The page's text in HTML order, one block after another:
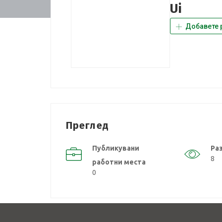
Ui
Добавете
Преглед
Публикувани
работни места
0
8